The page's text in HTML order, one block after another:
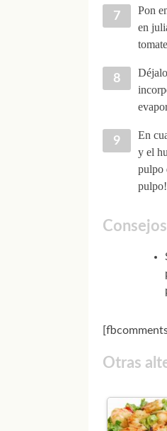
Pon
en
En
y el
pulpo
pulpo!
Otras